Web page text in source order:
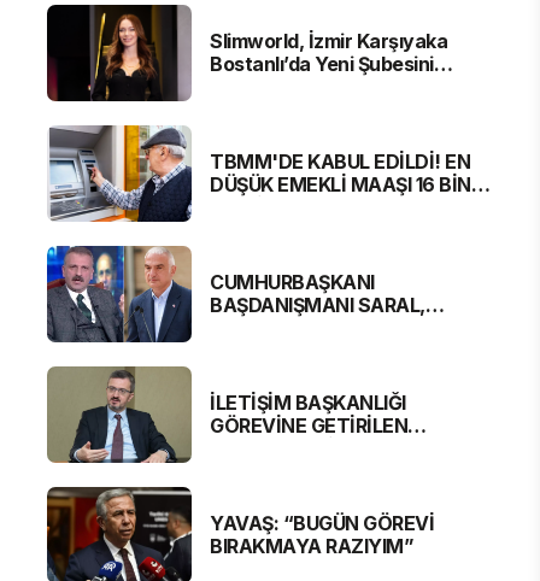
Slimworld, İzmir Karşıyaka
Bostanlı’da Yeni Şubesini
TBMM'DE KABUL EDİLDİ! EN
DÜŞÜK EMEKLİ MAAŞI 16 BİN
CUMHURBAŞKANI
BAŞDANIŞMANI SARAL,
İLETİŞİM BAŞKANLIĞI
GÖREVİNE GETİRİLEN
YAVAŞ: “BUGÜN GÖREVİ
BIRAKMAYA RAZIYIM”